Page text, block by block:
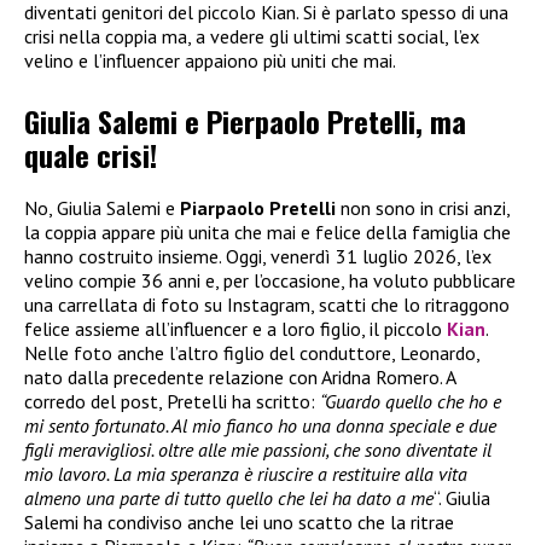
diventati genitori del piccolo Kian. Si è parlato spesso di una
crisi nella coppia ma, a vedere gli ultimi scatti social, l’ex
velino e l’influencer appaiono più uniti che mai.
Giulia Salemi e Pierpaolo Pretelli, ma
quale crisi!
No, Giulia Salemi e Piarpaolo Pretelli non sono in crisi anzi,
la coppia appare più unita che mai e felice della famiglia che
hanno costruito insieme. Oggi, venerdì 31 luglio 2026, l’ex
velino compie 36 anni e, per l’occasione, ha voluto pubblicare
una carrellata di foto su Instagram, scatti che lo ritraggono
felice assieme all’influencer e a loro figlio, il piccolo Kian.
Nelle foto anche l’altro figlio del conduttore, Leonardo,
nato dalla precedente relazione con Aridna Romero. A
corredo del post, Pretelli ha scritto: “Guardo quello che ho e
mi sento fortunato. Al mio fianco ho una donna speciale e due
figli meravigliosi. oltre alle mie passioni, che sono diventate il
mio lavoro. La mia speranza è riuscire a restituire alla vita
almeno una parte di tutto quello che lei ha dato a me“. Giulia
Salemi ha condiviso anche lei uno scatto che la ritrae